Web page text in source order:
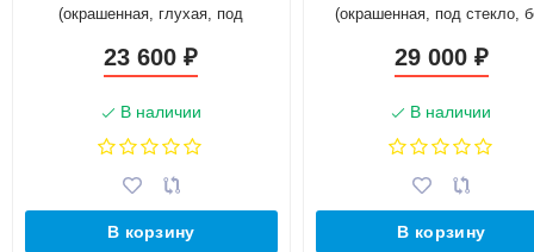
(окрашенная, глухая, под
821006680R
23 600₽
В наличии
В корзину
(окрашенная, под стекло,
821008009R
29 000 ₽
В наличии
В корзину